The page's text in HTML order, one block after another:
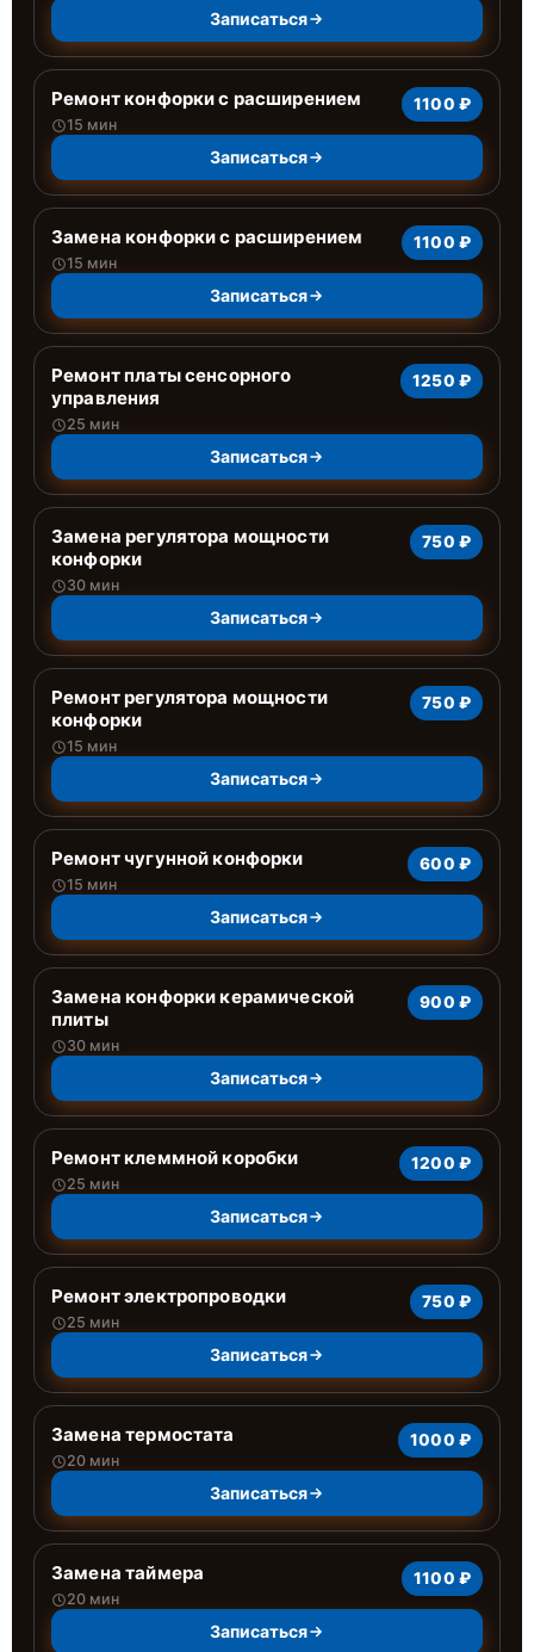
Записаться
Ремонт конфорки с расширением
15 мин
1100 ₽
Записаться
Замена конфорки с расширением
15 мин
1100 ₽
Записаться
Ремонт платы сенсорного
управления
25 мин
1250 ₽
Записаться
Замена регулятора мощности
конфорки
30 мин
750 ₽
Записаться
Ремонт регулятора мощности
конфорки
15 мин
750 ₽
Записаться
Ремонт чугунной конфорки
15 мин
600 ₽
Записаться
Замена конфорки керамической
плиты
30 мин
900 ₽
Записаться
Ремонт клеммной коробки
25 мин
1200 ₽
Записаться
Ремонт электропроводки
25 мин
750 ₽
Записаться
Замена термостата
20 мин
1000 ₽
Записаться
Замена таймера
20 мин
1100 ₽
Записаться